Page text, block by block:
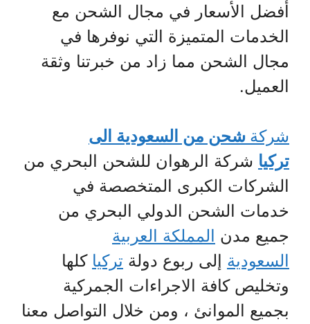
أفضل الأسعار في مجال الشحن مع
الخدمات المتميزة التي نوفرها في
مجال الشحن مما زاد من خبرتنا وثقة
العميل.
شركة شحن من السعودية الى
تركيا شركة الرهوان للشحن البحري من
الشركات الكبرى المتخصصة في
خدمات الشحن الدولي البحري من
جميع مدن المملكة العربية
السعودية إلى ربوع دولة تركيا كلها
وتخليص كافة الاجراءات الجمركية
بجميع الموانئ ، ومن خلال التواصل معنا